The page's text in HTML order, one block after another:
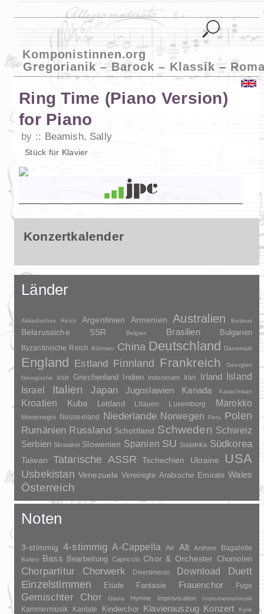
Komponistinnen.org
Gregorianik – Barock – Klassik –
Ring Time (Piano Version)
for Piano
by Beamish, Sally
Stück für Klavier
Konzertkalender
Länder
Akkadisches Reich Argentinien Armenien Australien Belarus
Belarussiche SSR Belgien Brasilien Bulgarien
Byzantinische Reich Böhmen China Deutschland Dänemark
England Estland Finnland Frankreich
Georgien
Georgische SSR
Griechenland Indien Indonesien Iran Irland
Island
Israel
Italien Japan Jugoslawien Kanada Kasachstan
Kroatien Kuba Lettland Litauen Luxemburg Marokko
Montenegro Neuseeland Niederlande Norwegen Peru
Polen
Rumänien Russland Schottland Schweden Schweiz
Serbien Slowakei Slowenien Spanien SU Südafrika Südkorea
Taiwan Tatarische ASSR Tschechien Ukraine USA
Usbekistan Venezuela Vereinigte Arabische Emirate Wales
Österreich
Noten
3-stimmig 4-stimmig A-Cappella Air Alt Anthem Bagatelle
Ballett Bass Bearbeitung Capriccio Chor & Orchester Chornoten
Chorpartitur Chorwerk Divertimento Download
Duett
Einzelstimmen
Etüde Fantasie Frauenchor Fuge
Gemischter Chor Gloria Hymne Improvisation Instrumentalmusik
Kammermusik Kantate Kinderchor Klavierauszug Konzert Kyrie